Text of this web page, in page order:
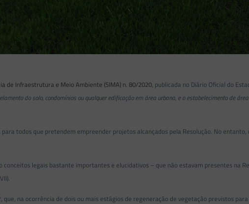
de Infraestrutura e Meio Ambiente (SIMA) n. 80/2020, publicada no Diário Oficial do
do solo, condomínios ou qualquer edificação em área urbana, e o estabelecimento de
todos que pretendem empreender projetos alcançados pela Resolução. No
legais bastante importantes e elucidativos – que não estavam presentes na
na ocorrência de dois ou mais estágios de regeneração de vegetação previstos